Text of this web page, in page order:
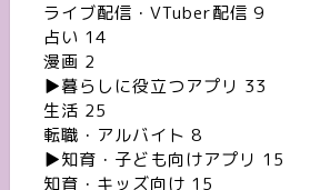
ライブ配信・VTuber配信 9
占い 14
漫画 2
▶︎暮らしに役立つアプリ 33
生活 25
転職・アルバイト 8
▶︎知育・子ども向けアプリ 15
知育・キッズ向け 15